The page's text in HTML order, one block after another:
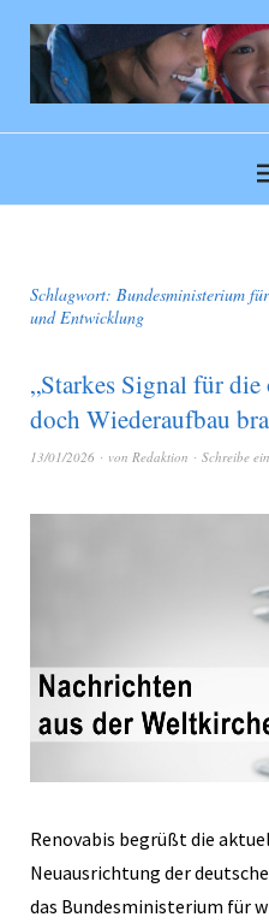
Schlagwort: Bundesministerium
und Entwicklung
„Starkes Signal für
doch Wiederaufbau
13/01/2026 von Redaktion Schreibe
Renovabis begrüßt die
Neuausrichtung der
das Bundesministerium für